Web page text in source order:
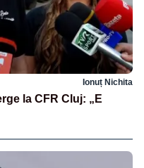
Ionuț Nichita
la CFR Cluj: „E